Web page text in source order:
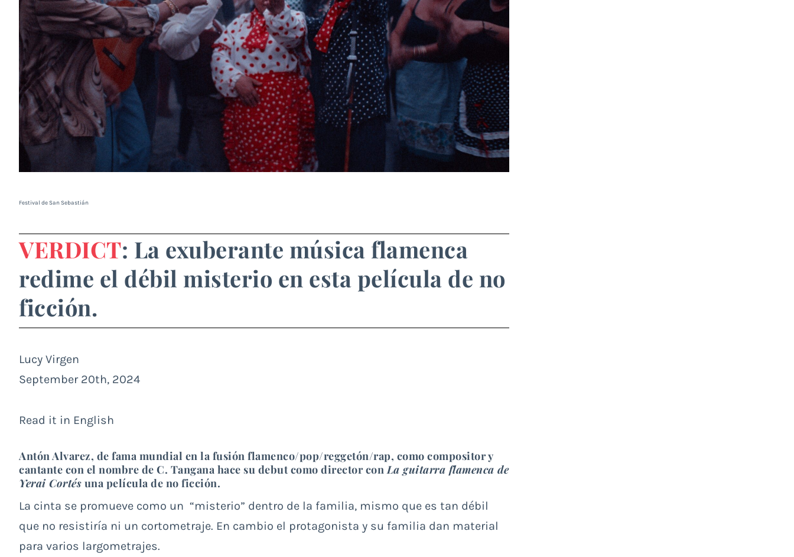
Festival de San Sebastián
VERDICT: La exuberante música flamenca
redime el débil misterio en esta película de no
ficción.
Lucy Virgen
September 20th, 2024
Read it in English
Antón Alvarez, de fama mundial en la fusión flamenco/pop/reggetón/rap, como compositor y
cantante con el nombre de C. Tangana hace su debut como director conLa guitarra flamenca de
Yerai Cortés una película de no ficción.
La cinta se promueve como un “misterio” dentro de la familia, mismo que es tan débil
que no resistiría ni un cortometraje. En cambio el protagonista y su familia dan material
para varios largometrajes.